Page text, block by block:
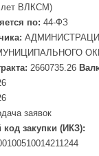
лет ВЛКСМ)
по: 44-ФЗ
2660735.26
заявок
закупки (ИКЗ):